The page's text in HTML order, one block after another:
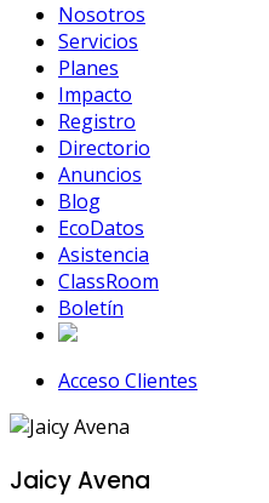
Nosotros
Servicios
Planes
Impacto
Registro
Directorio
Anuncios
Blog
EcoDatos
Asistencia
ClassRoom
Boletín
Acceso Clientes
Jaicy Avena